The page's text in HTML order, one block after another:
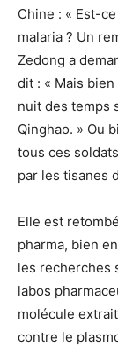
Chine : « Est-
malaria ? Un
Zedong a
dit : « Mais
nuit des temps
Qinghao. » Ou
tous ces
par les tisanes
Elle est
pharma, bien
les recherches
labos
molécule
contre le